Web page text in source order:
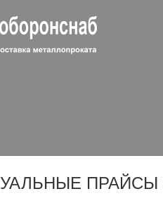
ПРАЙСЫ